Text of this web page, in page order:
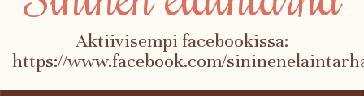
Aktiivisempi facebookissa:
https://www.facebook.com/